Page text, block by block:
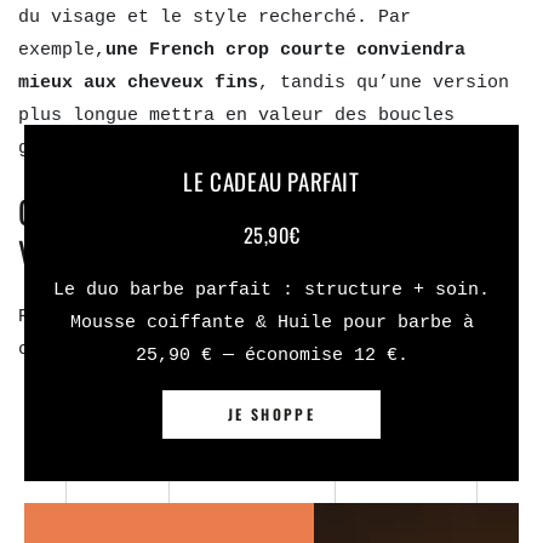
LE CADEAU PARFAIT
25,90€
Le duo barbe parfait : structure + soin.
Mousse coiffante & Huile pour barbe à
25,90 € — économise 12 €.
JE SHOPPE
du visage et le style recherché. Par
exemple, une French crop courte conviendra
mieux aux cheveux fins, tandis qu’une version
plus longue mettra en valeur des boucles
généreuses.
CONSEILS D’EXPERT POUR SUBLIMER
VOTRE FRENCH CROP
Pour tirer le meilleur parti de votre French
crop, voici mes recommandations :
Produit
recommandé
obtenu